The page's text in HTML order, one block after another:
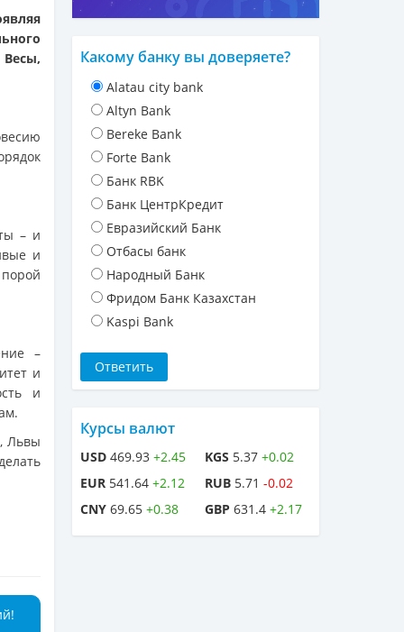
– и
и
–
и
и
Львы
Какому банку вы доверяете?
Alatau city bank
Altyn Bank
Bereke Bank
Forte Bank
Банк RBK
Банк ЦентрКредит
Евразийский Банк
Отбасы банк
Народный Банк
Фридом Банк Казахстан
Kaspi Bank
Курсы валют
USD 469.93 +2.45
EUR 541.64 +2.12
CNY 69.65 +0.38
KGS 5.37 +0.02
RUB 5.71 -0.02
GBP 631.4 +2.17